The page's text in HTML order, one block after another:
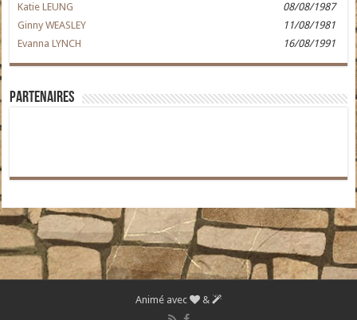
Katie LEUNG
08/08/1987
Ginny WEASLEY
11/08/1981
Evanna LYNCH
16/08/1991
Partenaires
Animé avec &